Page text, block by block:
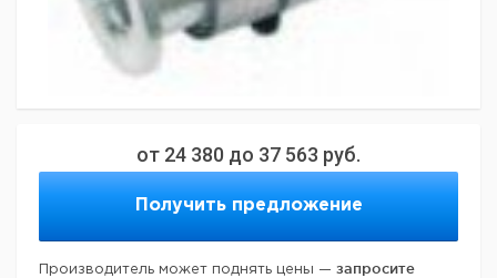
от 24 380 до 37 563 руб.
Получить предложение
Производитель может поднять цены — запросите